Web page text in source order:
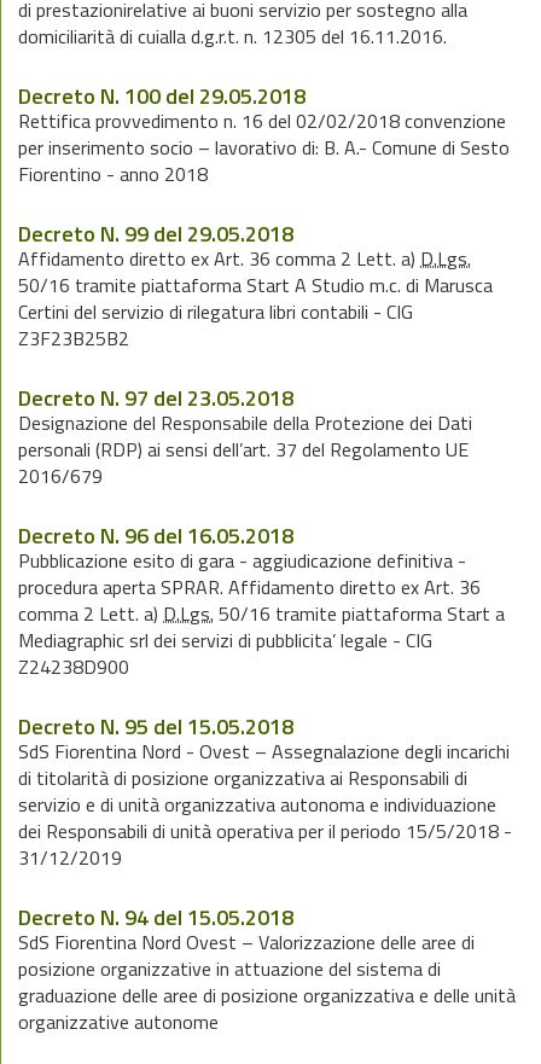
di prestazionirelative ai buoni servizio per sostegno alla
domiciliarità di cuialla d.g.r.t. n. 12305 del 16.11.2016.
Decreto N. 100 del 29.05.2018
Rettifica provvedimento n. 16 del 02/02/2018 convenzione
per inserimento socio – lavorativo di: B. A.- Comune di Sesto
Fiorentino - anno 2018
Decreto N. 99 del 29.05.2018
Affidamento diretto ex Art. 36 comma 2 Lett. a) D.Lgs.
50/16 tramite piattaforma Start A Studio m.c. di Marusca
Certini del servizio di rilegatura libri contabili - CIG
Z3F23B25B2
Decreto N. 97 del 23.05.2018
Designazione del Responsabile della Protezione dei Dati
personali (RDP) ai sensi dell’art. 37 del Regolamento UE
2016/679
Decreto N. 96 del 16.05.2018
Pubblicazione esito di gara - aggiudicazione definitiva -
procedura aperta SPRAR. Affidamento diretto ex Art. 36
comma 2 Lett. a) D.Lgs. 50/16 tramite piattaforma Start a
Mediagraphic srl dei servizi di pubblicita’ legale - CIG
Z24238D900
Decreto N. 95 del 15.05.2018
SdS Fiorentina Nord - Ovest – Assegnalazione degli incarichi
di titolarità di posizione organizzativa ai Responsabili di
servizio e di unità organizzativa autonoma e individuazione
dei Responsabili di unità operativa per il periodo 15/5/2018 -
31/12/2019
Decreto N. 94 del 15.05.2018
SdS Fiorentina Nord Ovest – Valorizzazione delle aree di
posizione organizzative in attuazione del sistema di
graduazione delle aree di posizione organizzativa e delle unità
organizzative autonome